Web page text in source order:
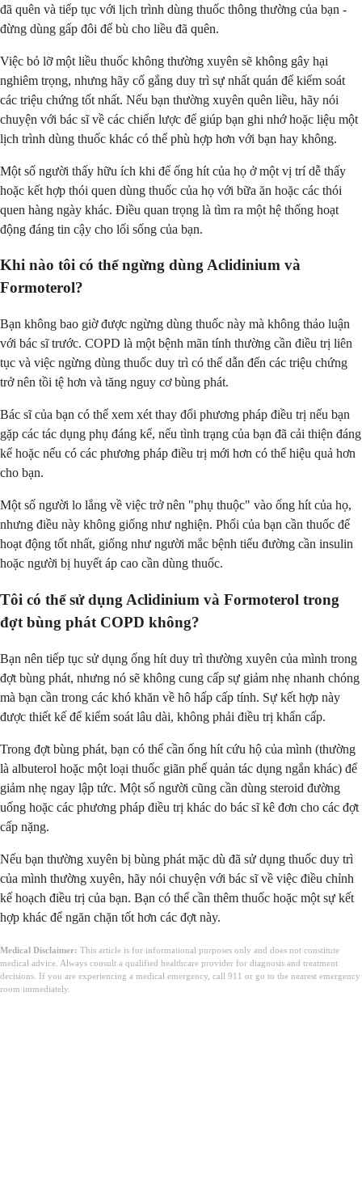
đã quên và tiếp tục với lịch trình dùng thuốc thông thường của bạn -
đừng dùng gấp đôi để bù cho liều đã quên.
Việc bỏ lỡ một liều thuốc không thường xuyên sẽ không gây hại
nghiêm trọng, nhưng hãy cố gắng duy trì sự nhất quán để kiểm soát
các triệu chứng tốt nhất. Nếu bạn thường xuyên quên liều, hãy nói
chuyện với bác sĩ về các chiến lược để giúp bạn ghi nhớ hoặc liệu một
lịch trình dùng thuốc khác có thể phù hợp hơn với bạn hay không.
Một số người thấy hữu ích khi để ống hít của họ ở một vị trí dễ thấy
hoặc kết hợp thói quen dùng thuốc của họ với bữa ăn hoặc các thói
quen hàng ngày khác. Điều quan trọng là tìm ra một hệ thống hoạt
động đáng tin cậy cho lối sống của bạn.
Khi nào tôi có thể ngừng dùng Aclidinium và
Formoterol?
Bạn không bao giờ được ngừng dùng thuốc này mà không thảo luận
với bác sĩ trước. COPD là một bệnh mãn tính thường cần điều trị liên
tục và việc ngừng dùng thuốc duy trì có thể dẫn đến các triệu chứng
trở nên tồi tệ hơn và tăng nguy cơ bùng phát.
Bác sĩ của bạn có thể xem xét thay đổi phương pháp điều trị nếu bạn
gặp các tác dụng phụ đáng kể, nếu tình trạng của bạn đã cải thiện đáng
kể hoặc nếu có các phương pháp điều trị mới hơn có thể hiệu quả hơn
cho bạn.
Một số người lo lắng về việc trở nên "phụ thuộc" vào ống hít của họ,
nhưng điều này không giống như nghiện. Phổi của bạn cần thuốc để
hoạt động tốt nhất, giống như người mắc bệnh tiểu đường cần insulin
hoặc người bị huyết áp cao cần dùng thuốc.
Tôi có thể sử dụng Aclidinium và Formoterol trong
đợt bùng phát COPD không?
Bạn nên tiếp tục sử dụng ống hít duy trì thường xuyên của mình trong
đợt bùng phát, nhưng nó sẽ không cung cấp sự giảm nhẹ nhanh chóng
mà bạn cần trong các khó khăn về hô hấp cấp tính. Sự kết hợp này
được thiết kế để kiểm soát lâu dài, không phải điều trị khẩn cấp.
Trong đợt bùng phát, bạn có thể cần ống hít cứu hộ của mình (thường
là albuterol hoặc một loại thuốc giãn phế quản tác dụng ngắn khác) để
giảm nhẹ ngay lập tức. Một số người cũng cần dùng steroid đường
uống hoặc các phương pháp điều trị khác do bác sĩ kê đơn cho các đợt
cấp nặng.
Nếu bạn thường xuyên bị bùng phát mặc dù đã sử dụng thuốc duy trì
của mình thường xuyên, hãy nói chuyện với bác sĩ về việc điều chỉnh
kế hoạch điều trị của bạn. Bạn có thể cần thêm thuốc hoặc một sự kết
hợp khác để ngăn chặn tốt hơn các đợt này.
Medical Disclaimer: This article is for informational purposes only and does not constitute
medical advice. Always consult a qualified healthcare provider for diagnosis and treatment
decisions. If you are experiencing a medical emergency, call 911 or go to the nearest emergency
room immediately.